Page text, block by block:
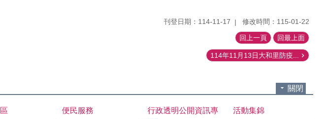
刊登日期：114-11-17 修改時間：115-01-22
回上一頁 回最上面
114年11月13日大和里防疫...
關閉
便民服務
行政透明公開資訊專
活動集錦